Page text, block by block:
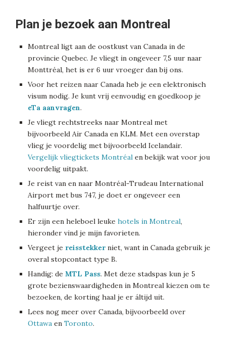
Plan je bezoek aan Montreal
Montreal ligt aan de oostkust van Canada in de
provincie Quebec. Je vliegt in ongeveer 7,5 uur naar
Monttréal, het is er 6 uur vroeger dan bij ons.
Voor het reizen naar Canada heb je een elektronisch
visum nodig. Je kunt vrij eenvoudig en goedkoop je
eTa aanvragen.
Je vliegt rechtstreeks naar Montreal met
bijvoorbeeld Air Canada en KLM. Met een overstap
vlieg je voordelig met bijvoorbeeld Icelandair.
Vergelijk vliegtickets Montréal en bekijk wat voor jou
voordelig uitpakt.
Je reist van en naar Montréal-Trudeau International
Airport met bus 747, je doet er ongeveer een
halfuurtje over.
Er zijn een heleboel leuke hotels in Montreal,
hieronder vind je mijn favorieten.
Vergeet je reisstekkerniet, want in Canada gebruik je
overal stopcontact type B.
Handig: de MTL Pass. Met deze stadspas kun je 5
grote bezienswaardigheden in Montreal kiezen om te
bezoeken, de korting haal je er áltijd uit.
Lees nog meer over Canada, bijvoorbeeld over
Ottawa en Toronto.